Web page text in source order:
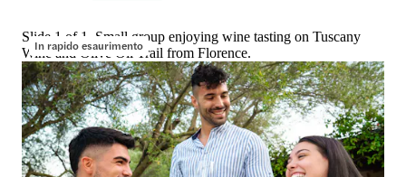
In rapido esaurimento
Slide 1 of 1, Small group enjoying wine tasting on Tuscany
Wine and Olive Oil Trail from Florence.